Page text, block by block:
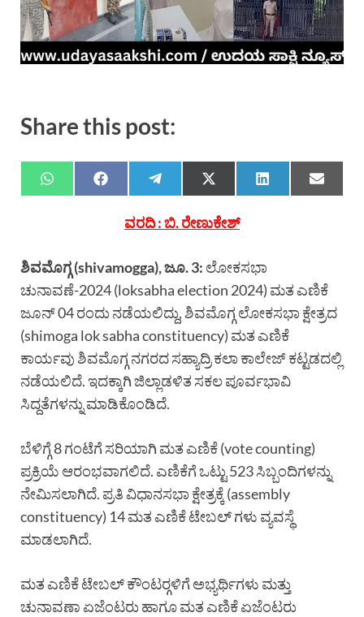
Share this post:
ವರದಿ : ಬಿ. ರೇಣುಕೇಶ್
ಶಿವಮೊಗ್ಗ (shivamogga), ಜೂ. 3: ಲೋಕಸಭಾ
ಚುನಾವಣೆ-2024 (loksabha election 2024) ಮತ ಎಣಿಕೆ
ಜೂನ್ 04 ರಂದು ನಡೆಯಲಿದ್ದು, ಶಿವಮೊಗ್ಗ ಲೋಕಸಭಾ ಕ್ಷೇತ್ರದ
(shimoga lok sabha constituency) ಮತ ಎಣಿಕೆ
ಕಾರ್ಯವು ಶಿವಮೊಗ್ಗ ನಗರದ ಸಹ್ಯಾದ್ರಿ ಕಲಾ ಕಾಲೇಜ್ ಕಟ್ಟಡದಲ್ಲಿ
ನಡೆಯಲಿದೆ. ಇದಕ್ಕಾಗಿ ಜಿಲ್ಲಾಡಳಿತ ಸಕಲ ಪೂರ್ವಭಾವಿ
ಸಿದ್ದತೆಗಳನ್ನು ಮಾಡಿಕೊಂಡಿದೆ.
ಬೆಳಿಗ್ಗೆ 8 ಗಂಟೆಗೆ ಸರಿಯಾಗಿ ಮತ ಎಣಿಕೆ (vote counting)
ಪ್ರಕ್ರಿಯೆ ಆರಂಭವಾಗಲಿದೆ. ಎಣಿಕೆಗೆ ಒಟ್ಟು 523 ಸಿಬ್ಬಂದಿಗಳನ್ನು
ನೇಮಿಸಲಾಗಿದೆ. ಪ್ರತಿ ವಿಧಾನಸಭಾ ಕ್ಷೇತ್ರಕ್ಕೆ (assembly
constituency) 14 ಮತ ಎಣಿಕೆ ಟೇಬಲ್ ಗಳು ವ್ಯವಸ್ಥೆ
ಮಾಡಲಾಗಿದೆ.
ಮತ ಎಣಿಕೆ ಟೇಬಲ್ ಕೌಂಟರ್‍ಗಳಿಗೆ ಅಭ್ಯರ್ಥಿಗಳು ಮತ್ತು
ಚುನಾವಣಾ ಏಜೆಂಟರು ಹಾಗೂ ಮತ ಎಣಿಕೆ ಏಜೆಂಟರು